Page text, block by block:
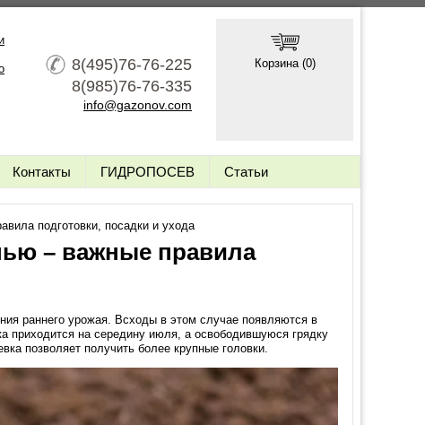
8(495)76-76-225
8(985)76-76-335
info@gazonov.com
Корзина (0)
Контакты ГИДРОПОСЕВ Статьи
подготовки, посадки и ухода
– важные правила
раннего урожая. Всходы в этом случае появляются в
приходится на середину июля, а освободившуюся грядку
позволяет получить более крупные головки.